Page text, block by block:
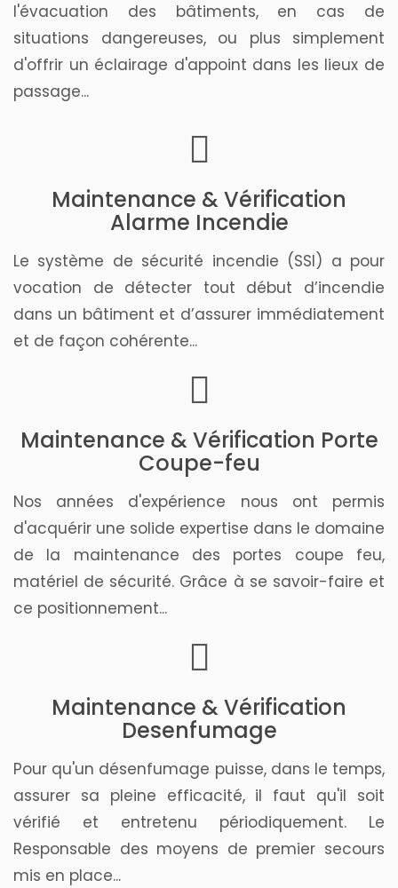
l'évacuation des bâtiments, en cas de
situations dangereuses, ou plus simplement
d'offrir un éclairage d'appoint dans les lieux de
passage...
Maintenance & Vérification
Alarme Incendie
Le système de sécurité incendie (SSI) a pour
vocation de détecter tout début d’incendie
dans un bâtiment et d’assurer immédiatement
et de façon cohérente...
Maintenance & Vérification Porte
Coupe-feu
Nos années d'expérience nous ont permis
d'acquérir une solide expertise dans le domaine
de la maintenance des portes coupe feu,
matériel de sécurité. Grâce à se savoir-faire et
ce positionnement...
Maintenance & Vérification
Desenfumage
Pour qu'un désenfumage puisse, dans le temps,
assurer sa pleine efficacité, il faut qu'il soit
vérifié et entretenu périodiquement. Le
Responsable des moyens de premier secours
mis en place...